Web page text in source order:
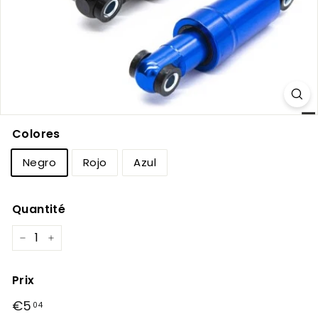
Colores
Negro Rojo Azul
Quantité
− +
Prix
Prix
€5 04